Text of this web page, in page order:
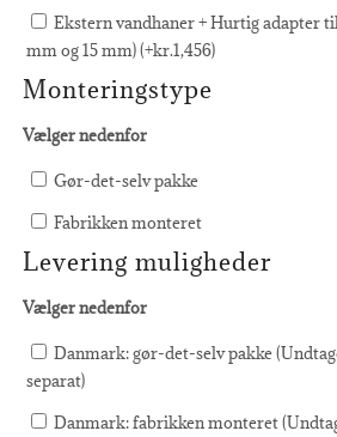
Ekstern vandhaner + Hurtig adapter
mm og 15 mm) (+kr.1,456)
Monteringstype
Vælger nedenfor
Gør-det-selv pakke
Fabrikken monteret
Levering muligheder
Vælger nedenfor
Danmark: gør-det-selv pakke
separat)
Danmark: fabrikken monteret